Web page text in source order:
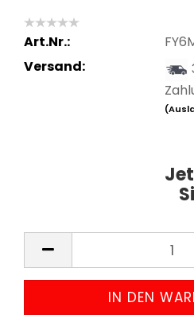
Art.Nr.:
Versand: